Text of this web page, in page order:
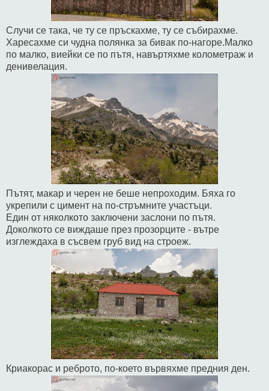
Случи се така, че ту се пръскахме, ту се събирахме.
Харесахме си чудна полянка за бивак по-нагоре.Малко
по малко, виейки се по пътя, навъртяхме колометраж и
денивелация.
Пътят, макар и черен не беше непроходим. Бяха го
укрепили с цимент на по-стръмните участъци.
Един от няколкото заключени заслони по пътя.
Доколкото се виждаше през прозорците - вътре
изглеждаха в съсвем груб вид на строеж.
Криакорас и реброто, по-което вървяхме предния ден.